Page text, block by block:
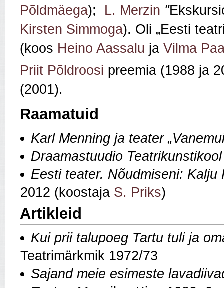
Põldmäega); L. Merzin "
Kirsten Simmoga). Oli „Eesti
(koos Heino Aassalu ja Vilma
Priit Põldroosi preemia (1988 ja
(2001).
Raamatuid
Karl Menning ja teater „
Draamastuudio
Eesti teater. Nõudmiseni:
2012 (koostaja S. Priks)
Artikleid
Kui prii talupoeg Tartu tuli ja
Teatrimärkmik 1972/73
Sajand meie esimeste